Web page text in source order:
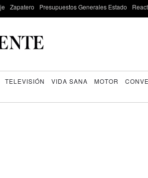
Zapatero Presupuestos Generales Estado
TELEVISIÓN VIDA SANA MOTOR